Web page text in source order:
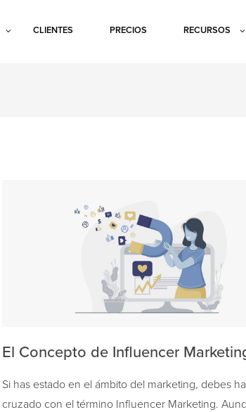
CLIENTES PRECIOS RECURSOS
El Concepto de Influencer
Si has estado en el ámbito del marketing, debes
cruzado con el término Influencer Marketing.